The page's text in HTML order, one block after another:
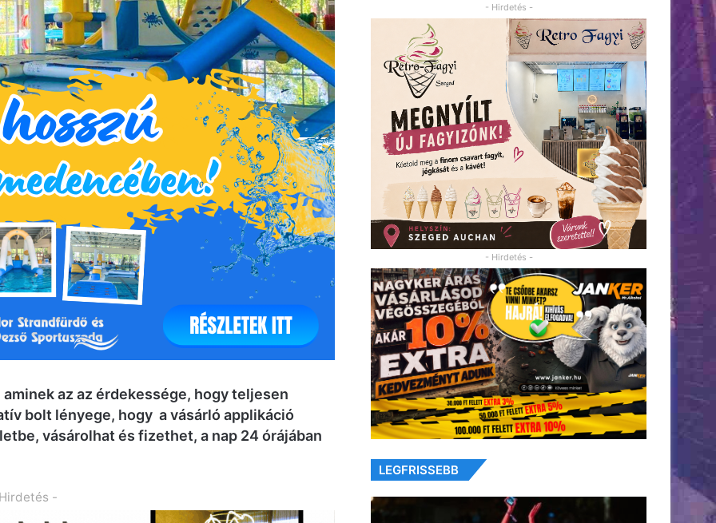
az az érdekessége, hogy teljesen
bolt lényege, hogy a vásárló applikáció
vásárolhat és fizethet, a nap 24 órájában
-
- Hirdetés -
- Hirdetés -
LEGFRISSEBB